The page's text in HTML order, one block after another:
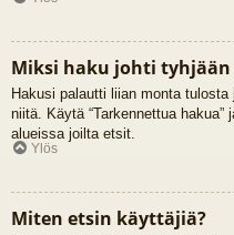
Miksi haku johti tyhjään
Hakusi palautti liian monta
niitä. Käytä “Tarkennettua
alueissa joilta etsit.
Ylös
Miten etsin käyttäjiä?